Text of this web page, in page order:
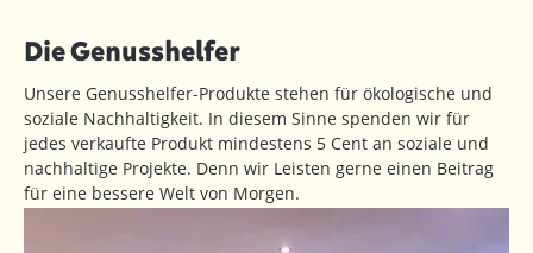
Die Genusshelfer
Unsere Genusshelfer-Produkte stehen für ökologische und
soziale Nachhaltigkeit. In diesem Sinne spenden wir für
jedes verkaufte Produkt mindestens 5 Cent an soziale und
nachhaltige Projekte. Denn wir Leisten gerne einen Beitrag
für eine bessere Welt von Morgen.